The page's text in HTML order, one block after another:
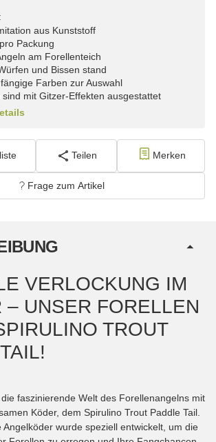
aus Kunststoff
Packung
am Forellenteich
und Bissen stand
Farben zur Auswahl
mit Gitzer-Effekten ausgestattet
Teilen Merken
Frage zum Artikel
VERLOCKUNG IM
– UNSER FORELLEN
TROUT
faszinierende Welt des Forellenangelns mit
Köder, dem Spirulino Trout Paddle Tail.
Angelköder wurde speziell entwickelt, um die